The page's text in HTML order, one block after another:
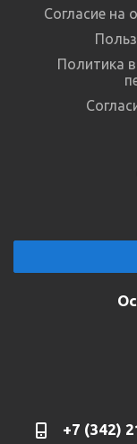
Согласие на
Политика
+7 (342)